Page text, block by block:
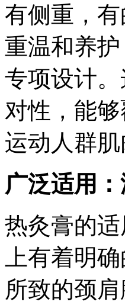
有侧重，
重温和养
专项设计
对性，能
运动人群
广泛适用
热灸膏的
上有着明
所致的颈